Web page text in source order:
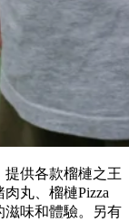
提供各款榴槤之王
丸、榴槤Pizza
滋味和體驗。另有